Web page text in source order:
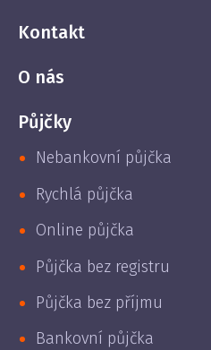
Kontakt
O nás
Půjčky
Nebankovní půjčka
Rychlá půjčka
Online půjčka
Půjčka bez registru
Půjčka bez příjmu
Bankovní půjčka